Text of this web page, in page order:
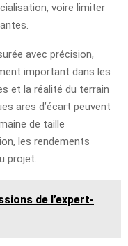
voire limiter
avec précision,
important dans les
et la réalité du terrain
ares d’écart peuvent
de taille
les rendements
projet.
de l’expert-